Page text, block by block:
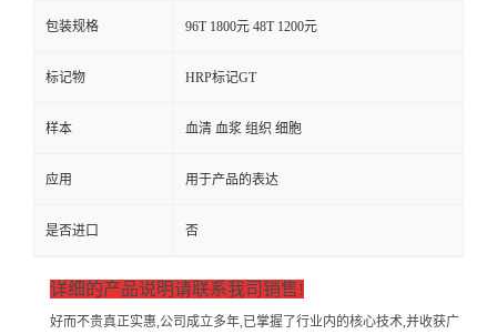
包装规格 96T 1800元 48T 1200元
标记物 HRP标记GT
样本 血清 血浆 组织 细胞
应用 用于产品的表达
是否进口 否
详细的产品说明请联系我司销售!
好而不贵真正实惠,公司成立多年,已掌握了行业内的核心技术,并收获广